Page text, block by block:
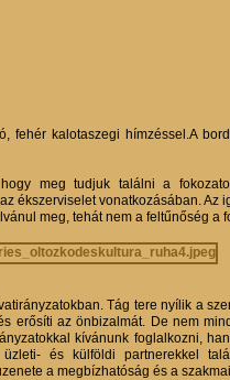
fehér kalotaszegi hímzéssel.A
meg tudjuk találni a
ékszerviselet vonatkozásában. Az
meg, tehát nem a feltűnőség a
Tág tere nyílik a
erősíti az önbizalmát. De nem
kívánunk foglalkozni,
üzleti- és külföldi partnerekkel
a megbízhatóság és a